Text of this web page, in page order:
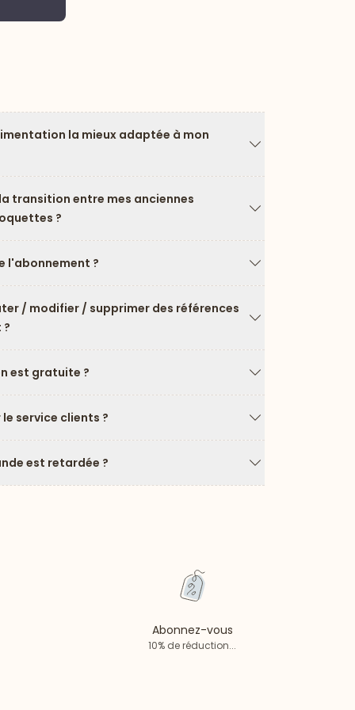
la mieux adaptée à mon
transition entre mes anciennes
?
l'abonnement ?
Flèche vers le
/ modifier / supprimer des références
est gratuite ?
Flèche vers le
service clients ?
Flèche vers le
est retardée ?
Flèche vers le
Abonnez-vous
10% de réduction...